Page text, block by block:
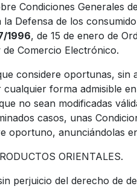
Condiciones Generales
Defensa de los
1996, de 15 de enero de
Comercio Electrónico.
considere oportunas, sin
forma admisible
no sean modificadas
casos, unas
oportuno, anunciándolas
ORIENTALES.
perjuicio del derecho de